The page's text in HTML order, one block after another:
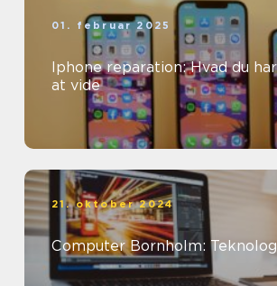
01. februar 2025
Iphone reparation: Hvad du
at vide
21. oktober 2024
Computer Bornholm: